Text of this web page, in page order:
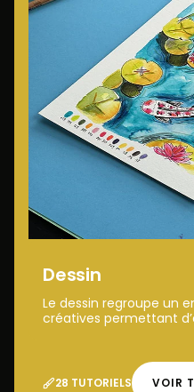
Dessin
Le dessin regroupe un
créatives permettant
28 TUTORIELS VOIR